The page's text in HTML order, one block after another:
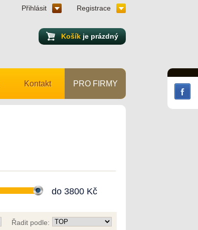
Košík je prázdný
Přihlásit Registrace
Kontakt PRO FIRMY
do 3800 Kč
Řadit podle: